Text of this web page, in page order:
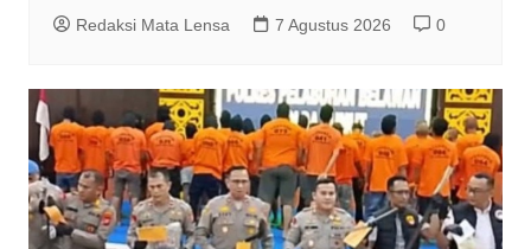
Redaksi Mata Lensa 7 Agustus 2026 0